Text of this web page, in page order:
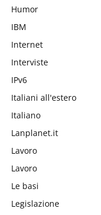
Humor
IBM
Internet
Interviste
IPv6
Italiani all'estero
Italiano
Lanplanet.it
Lavoro
Lavoro
Le basi
Legislazione